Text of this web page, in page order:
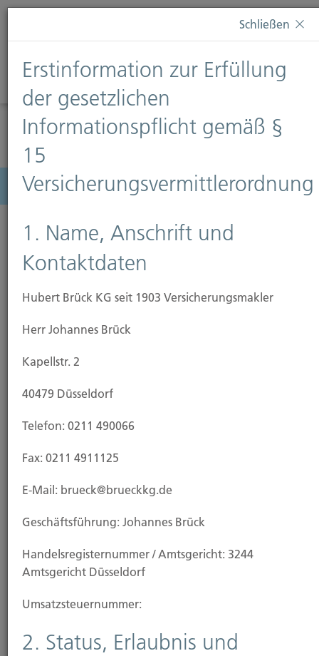
Diese Webseite verwendet Cookies. Wenn Sie weiterhin
Informationen finden Sie auf unserer SeiteDatenschutz
Diese Nachricht nicht erneut anzeigen
Menü
Kauf Grundstück
Schließen
Erstinformation zur Erfüllung
der gesetzlichen
Informationspflicht gemäß §
15
Versicherungsvermittlerordnung
1. Name, Anschrift und
Kontaktdaten
Hubert Brück KG seit 1903 Versicherungsmakler
Herr Johannes Brück
Kapellstr. 2
40479 Düsseldorf
Telefon: 0211 490066
Fax: 0211 4911125
E-Mail: brueck@brueckkg.de
Geschäftsführung: Johannes Brück
Handels­registernummer / Amtsgericht: 3244
Amtsgericht Düsseldorf
Umsatzsteuer­nummer:
2. Status, Erlaubnis und